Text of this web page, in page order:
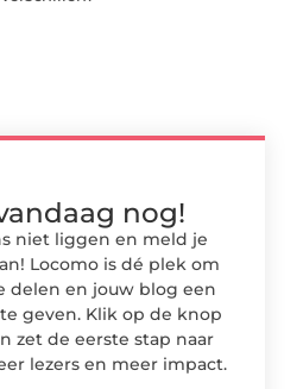
nog!
niet liggen en meld je
Locomo is dé plek om
delen en jouw blog een
geven. Klik op de knop
zet de eerste stap naar
lezers en meer impact.